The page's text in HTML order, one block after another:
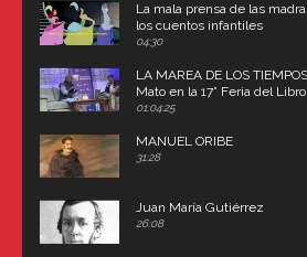
La mala prensa de las
los cuentos infantiles
04:30
LA MAREA DE LOS
Mato en la 17° Feria del
(Uruguay)
01:04:25
MANUEL ORIBE
31:28
Juan María Gutiérrez
26:08